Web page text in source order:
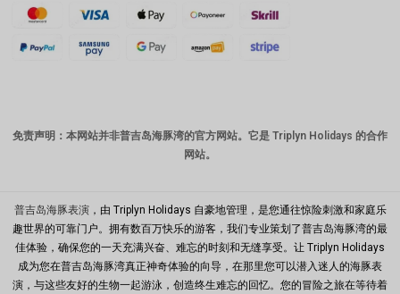
新台币
马来西亚
PHP
港币
新加坡元
免责声明：本网站并非普吉岛海豚湾的官方网站。它是 Triplyn Holidays 的合作
网站。
普吉岛海豚表演，由 Triplyn Holidays 自豪地管理，是您通往惊险刺激和家庭乐
趣世界的可靠门户。拥有数百万快乐的游客，我们专业策划了普吉岛海豚湾的最
佳体验，确保您的一天充满兴奋、难忘的时刻和无缝享受。让 Triplyn Holidays
成为您在普吉岛海豚湾真正神奇体验的向导，在那里您可以潜入迷人的海豚表
演，与这些友好的生物一起游泳，创造终生难忘的回忆。您的冒险之旅在等待着